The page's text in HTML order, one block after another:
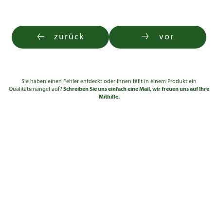
Solitär 5xv mDb
250 -
300
Ausläufer
bildend
zurück vor
Sie haben einen Fehler entdeckt oder Ihnen fällt in einem Produkt ein
Qualitätsmangel auf?Schreiben Sie uns einfach eine Mail, wir freuen uns auf Ihre
Mithilfe.